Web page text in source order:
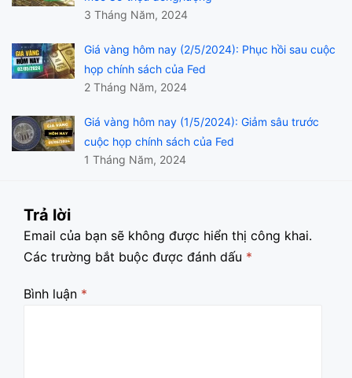
3 Tháng Năm, 2024
Giá vàng hôm nay (2/5/2024): Phục hồi sau cuộc
họp chính sách của Fed
2 Tháng Năm, 2024
Giá vàng hôm nay (1/5/2024): Giảm sâu trước
cuộc họp chính sách của Fed
1 Tháng Năm, 2024
Trả lời
Email của bạn sẽ không được hiển thị công khai.
Các trường bắt buộc được đánh dấu *
Bình luận *